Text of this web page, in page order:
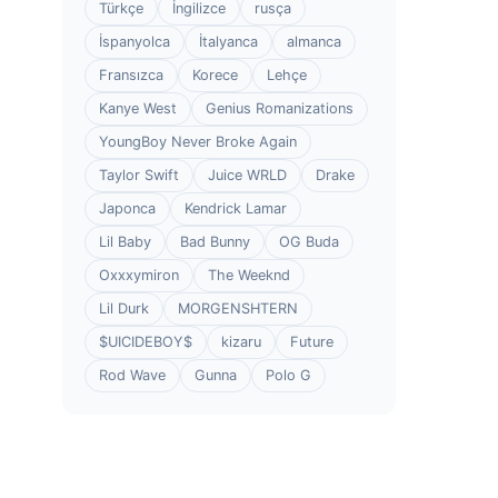
Türkçe İngilizce
rusça
İspanyolca
İtalyanca
almanca
Fransızca
Korece
Lehçe
Kanye West
Genius Romanizations
YoungBoy Never Broke Again
Taylor Swift
Juice WRLD
Drake
Japonca
Kendrick Lamar
Lil Baby
Bad Bunny
OG Buda
Oxxxymiron
The Weeknd
Lil Durk
MORGENSHTERN
$UICIDEBOY$
kizaru
Future
Rod Wave
Gunna Polo G